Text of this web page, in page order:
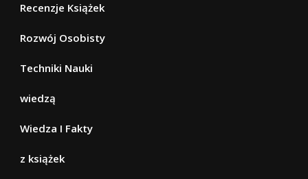
Recenzje Książek
Rozwój Osobisty
Techniki Nauki
wiedzą
Wiedza I Fakty
z książek